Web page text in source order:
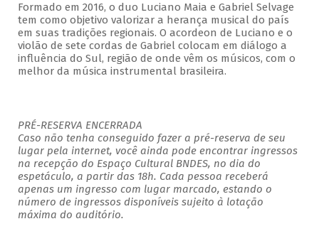
Formado em 2016, o duo Luciano Maia e Gabriel Selvage
tem como objetivo valorizar a herança musical do país
em suas tradições regionais. O acordeon de Luciano e o
violão de sete cordas de Gabriel colocam em diálogo a
influência do Sul, região de onde vêm os músicos, com o
melhor da música instrumental brasileira.
PRÉ-RESERVA ENCERRADA
Caso não tenha conseguido fazer a pré-reserva de seu
lugar pela internet, você ainda pode encontrar ingressos
na recepção do Espaço Cultural BNDES, no dia do
espetáculo, a partir das 18h. Cada pessoa receberá
apenas um ingresso com lugar marcado, estando o
número de ingressos disponíveis sujeito à lotação
máxima do auditório.